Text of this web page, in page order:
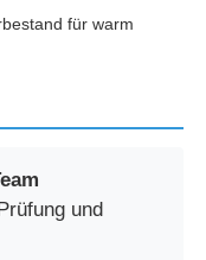
für warm
und